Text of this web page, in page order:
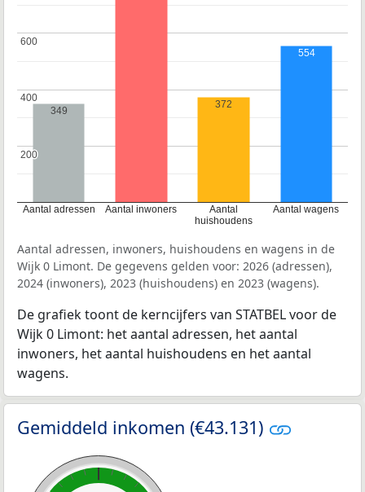
Aantal adressen Aantal inwoners
Aantal
huishoudens
Aantal wagens
200
200
400
400
600
600
349
372
554
Aantal adressen, inwoners, huishoudens en wagens in de
Wijk 0 Limont. De gegevens gelden voor: 2026 (adressen),
2024 (inwoners), 2023 (huishoudens) en 2023 (wagens).
De grafiek toont de kerncijfers van STATBEL voor de
Wijk 0 Limont: het aantal adressen, het aantal
inwoners, het aantal huishoudens en het aantal
wagens.
Gemiddeld inkomen (€43.131)